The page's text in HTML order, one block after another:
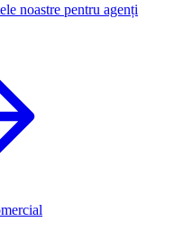
noastre pentru agenți